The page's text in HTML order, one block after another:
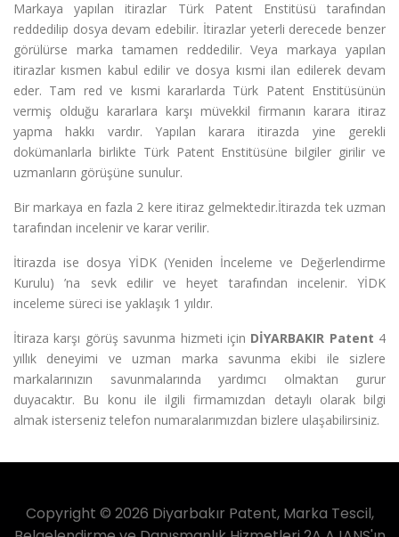
Markaya yapılan itirazlar Türk Patent Enstitüsü tarafından
reddedilip dosya devam edebilir. İtirazlar yeterli derecede benzer
görülürse marka tamamen reddedilir. Veya markaya yapılan
itirazlar kısmen kabul edilir ve dosya kısmi ilan edilerek devam
eder. Tam red ve kısmi kararlarda Türk Patent Enstitüsünün
vermiş olduğu kararlara karşı müvekkil firmanın karara itiraz
yapma hakkı vardır. Yapılan karara itirazda yine gerekli
dokümanlarla birlikte Türk Patent Enstitüsüne bilgiler girilir ve
uzmanların görüşüne sunulur.
Bir markaya en fazla 2 kere itiraz gelmektedir.İtirazda tek uzman
tarafından incelenir ve karar verilir.
İtirazda ise dosya YİDK (Yeniden İnceleme ve Değerlendirme
Kurulu) ’na sevk edilir ve heyet tarafından incelenir. YİDK
inceleme süreci ise yaklaşık 1 yıldır.
İtiraza karşı görüş savunma hizmeti için DİYARBAKIR Patent 4
yıllık deneyimi ve uzman marka savunma ekibi ile sizlere
markalarınızın savunmalarında yardımcı olmaktan gurur
duyacaktır. Bu konu ile ilgili firmamızdan detaylı olarak bilgi
almak isterseniz telefon numaralarımızdan bizlere ulaşabilirsiniz.
Copyright © 2026 Diyarbakır Patent, Marka Tescil,